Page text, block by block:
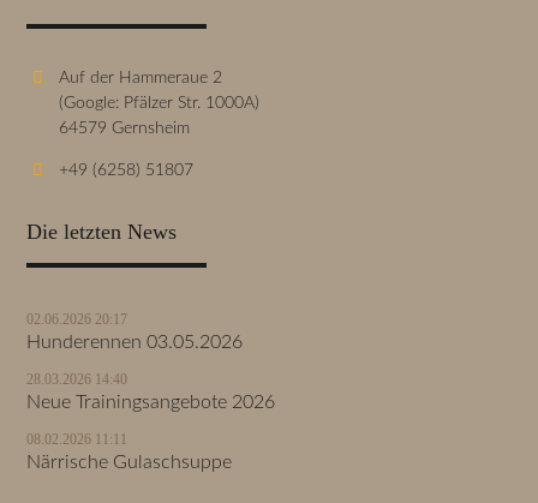
Auf der Hammeraue 2
(Google: Pfälzer Str. 1000A)
64579 Gernsheim
+49 (6258) 51807
Die letzten News
02.06.2026 20:17
Hunderennen 03.05.2026
28.03.2026 14:40
Neue Trainingsangebote 2026
08.02.2026 11:11
Närrische Gulaschsuppe